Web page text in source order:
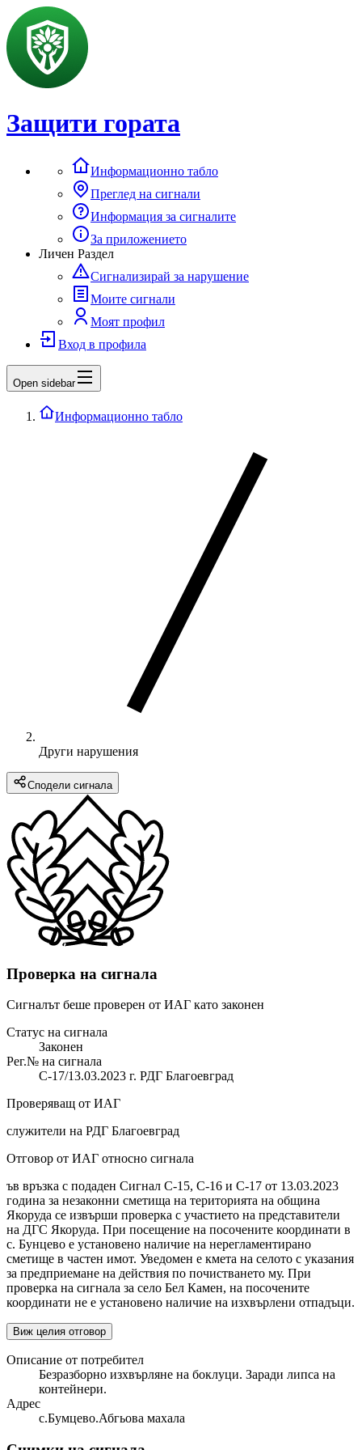
Защити гората
Информационно табло
Преглед на сигнали
Информация за сигналите
За приложението
Личен Раздел
Сигнализирай за нарушение
Моите сигнали
Моят профил
Вход в профила
Open sidebar
Информационно табло
Други нарушения
Сподели сигнала
Проверка на сигнала
Сигналът беше проверен от ИАГ като законен
Статус на сигнала
Законен
Рег.№ на сигнала
С-17/13.03.2023 г. РДГ Благоевград
Проверяващ от ИАГ
служители на РДГ Благоевград
Отговор от ИАГ относно сигнала
ъв връзка с подаден Сигнал С-15, С-16 и С-17 от 13.03.2023
година за незаконни сметища на територията на община
Якоруда се извърши проверка с участието на представители
на ДГС Якоруда. При посещение на посочените координати в
с. Бунцево е установено наличие на нерегламентирано
сметище в частен имот. Уведомен е кмета на селото с указания
за предприемане на действия по почистването му. При
проверка на сигнала за село Бел Камен, на посочените
координати не е установено наличие на изхвърлени отпадъци.
Виж целия отговор
Описание от потребител
Безразборно изхвърляне на боклуци. Заради липса на
контейнери.
Адрес
с.Бумцево.Абгьова махала